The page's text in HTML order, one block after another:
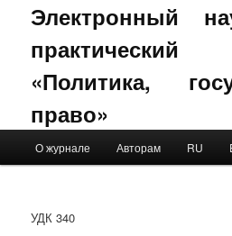
Электронный
«Политика,
право»
Skip to primary content
Skip to secondary content
О журнале Авторам RU
УДК 340